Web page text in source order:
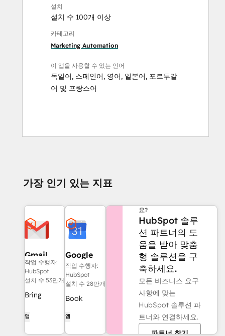
설치
설치 수 100개 이상
카테고리
Marketing Automation
이 앱을 사용할 수 있는 언어
독일어, 스페인어, 영어, 일본어, 포르투갈
어 및 프랑스어
가장 인기 있는 지표
Gmail
작업 수행자:
HubSpot
설치 수 53만개
Bring
your inbox
with the
앱
Google
Calendar
작업 수행자:
HubSpot
설치 수 28만개
Book
앱
요?
HubSpot 솔루
션 파트너의 도
움을 받아 맞춤
형 솔루션을 구
축하세요.
모든 비즈니스 요구
사항에 맞는
HubSpot 솔루션 파
트너와 연결하세요.
파트너 찾기